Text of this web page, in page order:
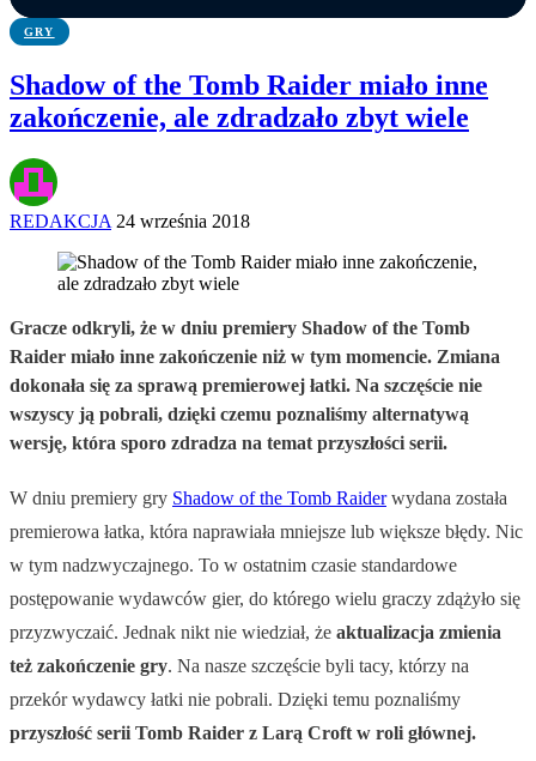
GRY
Shadow of the Tomb Raider miało inne
zakończenie, ale zdradzało zbyt wiele
REDAKCJA 24 września 2018
Gracze odkryli, że w dniu premiery Shadow of the Tomb
Raider miało inne zakończenie niż w tym momencie. Zmiana
dokonała się za sprawą premierowej łatki. Na szczęście nie
wszyscy ją pobrali, dzięki czemu poznaliśmy alternatywą
wersję, która sporo zdradza na temat przyszłości serii.
W dniu premiery gry Shadow of the Tomb Raiderwydana została
premierowa łatka, która naprawiała mniejsze lub większe błędy. Nic
w tym nadzwyczajnego. To w ostatnim czasie standardowe
postępowanie wydawców gier, do którego wielu graczy zdążyło się
przyzwyczaić. Jednak nikt nie wiedział, że aktualizacja zmienia
też zakończenie gry. Na nasze szczęście byli tacy, którzy na
przekór wydawcy łatki nie pobrali. Dzięki temu poznaliśmy
przyszłość serii Tomb Raider z Larą Croft w roli głównej.